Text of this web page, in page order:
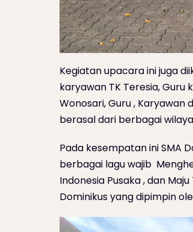
Kegiatan upacara ini juga
karyawan TK Teresia, Guru
Wonosari, Guru , Karyawan
berasal dari berbagai
Pada kesempatan ini SMA
berbagai lagu wajib
Indonesia Pusaka , dan
Dominikus yang dipimpin